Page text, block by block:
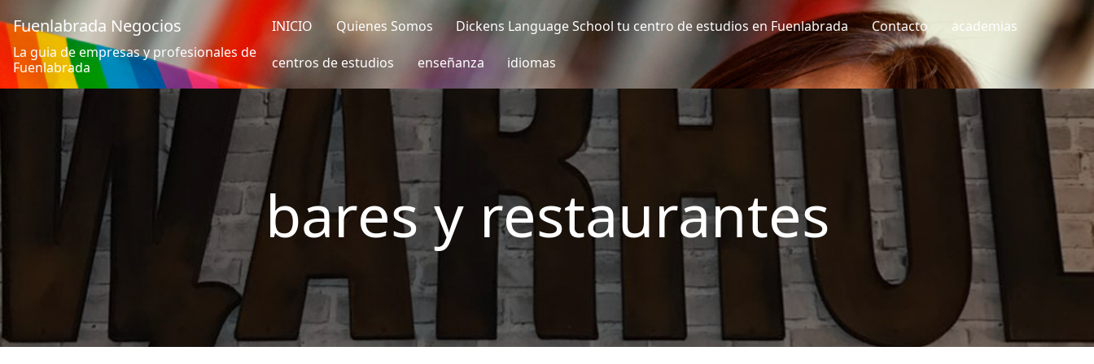
Fuenlabrada Negocios
La guia de empresas y profesionales de
Fuenlabrada
INICIO Quienes Somos Dickens Language School tu centro de estudios en Fuenlabrada Contacto academias
centros de estudios enseñanza idiomas
bares y restaurantes